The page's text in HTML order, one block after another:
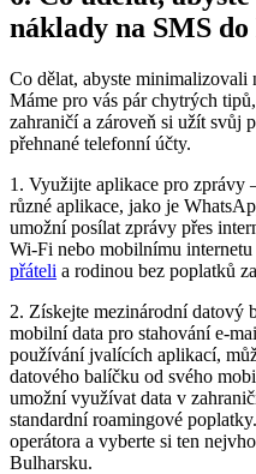
náklady na SMS
Co dělat, abyste minimalizovali
Máme pro vás pár chytrých
zahraničí a zároveň si užít svůj
přehnané telefonní účty.
1. Využijte aplikace pro zprávy
různé aplikace, jako je
umožní posílat zprávy přes
Wi-Fi nebo mobilnímu internetu
přáteli a rodinou bez poplatků
2. Získejte mezinárodní datový
mobilní data pro stahování e-
používání jvalících aplikací,
datového balíčku od svého
umožní využívat data v
standardní roamingové
operátora a vyberte si ten
Bulharsku.